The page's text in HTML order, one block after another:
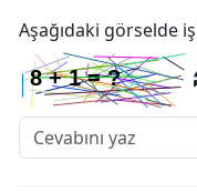
Aşağıdaki görselde